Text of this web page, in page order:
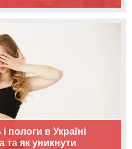
пологи в Україні
та як уникнути